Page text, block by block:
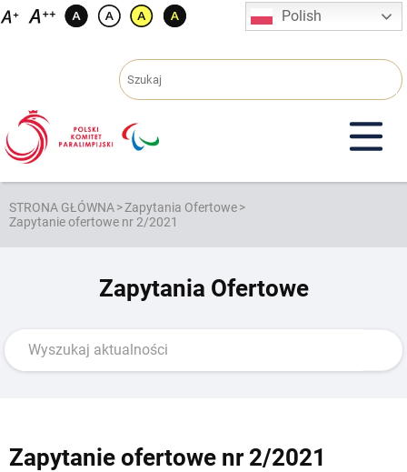
Przejdź
Polish
STRONA GŁÓWNA>Zapytania Ofertowe>
Zapytanie ofertowe nr 2/2021
Zapytania Ofertowe
Zapytanie ofertowe nr 2/2021